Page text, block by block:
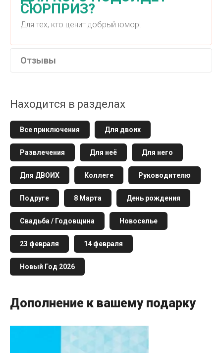
СЮРПРИЗ?
Для тех, кто ценит добрый юмор!
Отзывы
Находится в разделах
Все приключения Для двоих
Развлечения Для неё Для него
Для ДВОИХ Коллеге Руководителю
Подруге 8 Марта День рождения
Свадьба / Годовщина Новоселье
23 февраля 14 февраля
Новый Год 2026
Дополнение к вашему подарку